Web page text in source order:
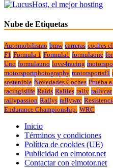
Nube de Etiquetas
Automobilismo bmw carreras coches
F1 Formula 1 Formula1 formulaone
Uno formulauno love4racing
motorsportphotography motorsportsf1
sostenible Novedades Coches Prueba
racingislife Raids Rallies rally rallycar
rallypassion Rallys rallywrc
Endurance Championship. WRC
Inicio
Términos y condiciones
Política de cookies (UE)
Publicidad en elmotor.net
Contactar con elmotor.net